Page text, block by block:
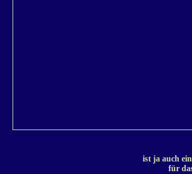
ist ja auch
für